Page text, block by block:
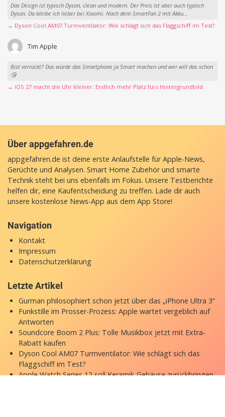
Das Design ist typisch Dyson, clean und modern. Der Preis ist aber auch typisch
Dyson. Da bleibe ich lieber bei Xiaomi. Nach dem SmartFan 2 mit Akku...
→ Dyson Cool AM07 Turmventilator: Wie schlägt sich das Flaggschiff im Test?
Tim Apple
Bist verrückt? Das würde das Smartphone ja Smart machen und wer will das schon
😘
→ iOS 27 macht die Uhr kleiner: Endlich mehr Platz fürs Hintergrundbild
Über appgefahren.de
appgefahren.de ist deine erste Anlaufstelle für Apple-News,
Gerüchte und Analysen. Smart Home Zubehör und smarte
Technik steht bei uns ebenfalls im Fokus. Unsere Testberichte
helfen dir, eine Kaufentscheidung zu treffen. Lade dir auch
unsere kostenlose News-App aus dem App Store!
Navigation
Kontakt
Impressum
Datenschutzerklärung
Letzte Artikel
Gurman philosophiert schon jetzt über das „iPhone Ultra 3“
Funkstille im Prosser-Prozess: Apple wartet vergeblich auf
Antworten
Soundcore Boom 2 Plus: Tolle Musikbox jetzt mit Extra-
Rabatt kaufen
Dyson Cool AM07 Turmventilator: Wie schlägt sich das
Flaggschiff im Test?
Apple Watch Series 12 soll Keramik-Gehäuse zurückbringen